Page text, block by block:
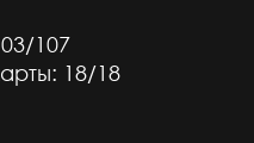
107
18/18